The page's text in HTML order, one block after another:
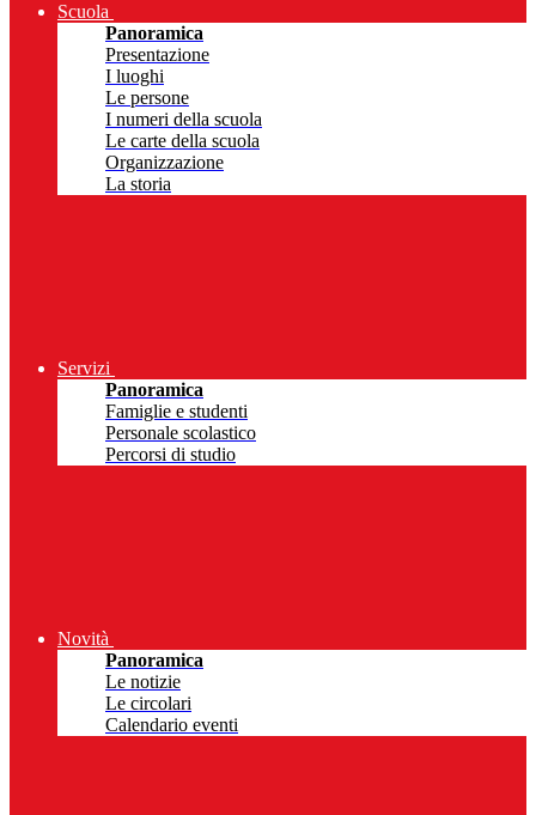
Scuola
Panoramica
Presentazione
I luoghi
Le persone
I numeri della scuola
Le carte della scuola
Organizzazione
La storia
Servizi
Panoramica
Famiglie e studenti
Personale scolastico
Percorsi di studio
Novità
Panoramica
Le notizie
Le circolari
Calendario eventi